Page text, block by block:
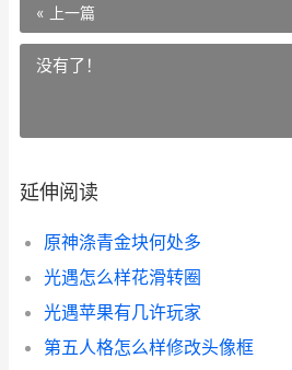
« 上一篇
没有了！
延伸阅读
原神涤青金块何处多
光遇怎么样花滑转圈
光遇苹果有几许玩家
第五人格怎么样修改头像框